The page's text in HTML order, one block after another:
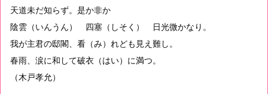
天道未だ知らず。是か非か
陰雲（いんうん） 四塞（しそく） 日光微かなり。
我が主君の邸閣、看（み）れども見え難し。
春雨、涙に和して破衣（はい）に満つ。
（木戸孝允）